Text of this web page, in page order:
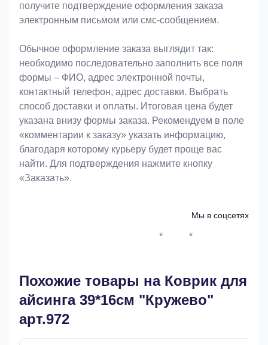
получите подтверждение оформления заказа
электронным письмом или смс-сообщением.
Обычное оформление заказа выглядит так:
необходимо последовательно заполнить все поля
формы – ФИО, адрес электронной почты,
контактный телефон, адрес доставки. Выбрать
способ доставки и оплаты. Итоговая цена будет
указана внизу формы заказа. Рекомендуем в поле
«комментарии к заказу» указать информацию,
благодаря которому курьеру будет проще вас
найти. Для подтверждения нажмите кнопку
«Заказать».
Мы в соцсетях
* *
Похожие товары на Коврик для
айсинга 39*16см "Кружево"
арт.972